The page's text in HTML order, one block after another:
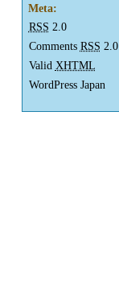
Meta:
RSS 2.0
Comments RSS 2.0
Valid XHTML
WordPress Japan